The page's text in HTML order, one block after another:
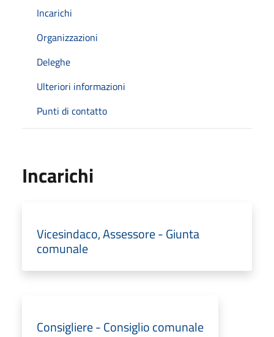
Incarichi
Organizzazioni
Deleghe
Ulteriori informazioni
Punti di contatto
Incarichi
Vicesindaco, Assessore - Giunta
comunale
Consigliere - Consiglio comunale